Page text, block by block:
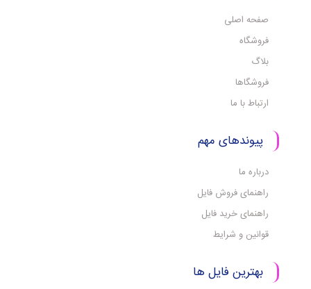
صفحه اصلی
فروشگاه
بلاگ
فروشگاها
ارتباط با ما
پیوندهای مهم
درباره ما
راهنمای فروش فایل
راهنمای خرید فایل
قوانین و شرایط
بهترین فایل ها